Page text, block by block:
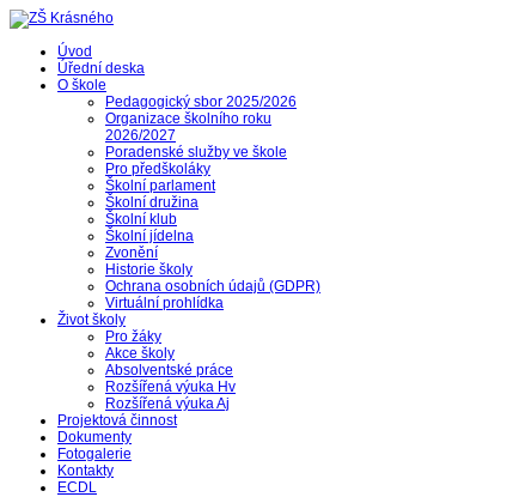
Úvod
Úřední deska
O škole
Pedagogický sbor 2025/2026
Organizace školního roku
2026/2027
Poradenské služby ve škole
Pro předškoláky
Školní parlament
Školní družina
Školní klub
Školní jídelna
Zvonění
Historie školy
Ochrana osobních údajů (GDPR)
Virtuální prohlídka
Život školy
Pro žáky
Akce školy
Absolventské práce
Rozšířená výuka Hv
Rozšířená výuka Aj
Projektová činnost
Dokumenty
Fotogalerie
Kontakty
ECDL